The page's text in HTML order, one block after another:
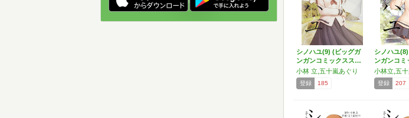
シノハユ(9) (ビッグガ
ンガンコミックスス…
小林 立,五十嵐あぐり
登録 185
シノハユ
ンガンコ
小林立,五
登録 207